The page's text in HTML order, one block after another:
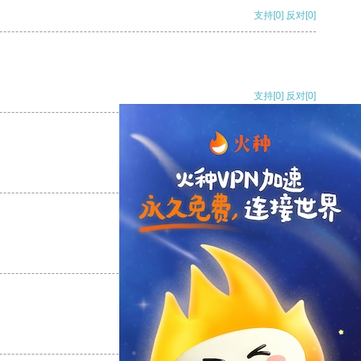
支持[0] 反对[0]
支持[0] 反对[0]
支持[0] 反对
支持
反对 [0]